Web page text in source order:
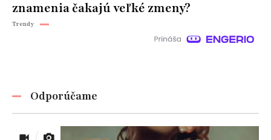
znamenia čakajú veľké zmeny?
Trendy
Odporúčame